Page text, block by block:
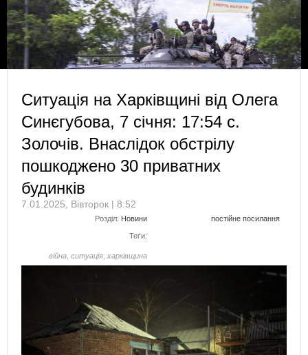
Ситуація на Харківщині від Олега
Синєгубова, 7 січня: 17:54 с.
Золочів. Внаслідок обстрілу
пошкоджено 30 приватних
будинків
7.01.2025, Вівторок | 8:52
Розділ: Новини постійне посилання
Теґи:
війна ситуація харківщина